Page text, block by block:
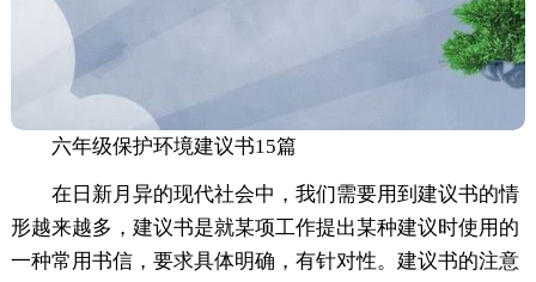
六年级保护环境建议书15篇
在日新月异的现代社会中，我们需要用到建议书的情
形越来越多，建议书是就某项工作提出某种建议时使用的
一种常用书信，要求具体明确，有针对性。建议书的注意